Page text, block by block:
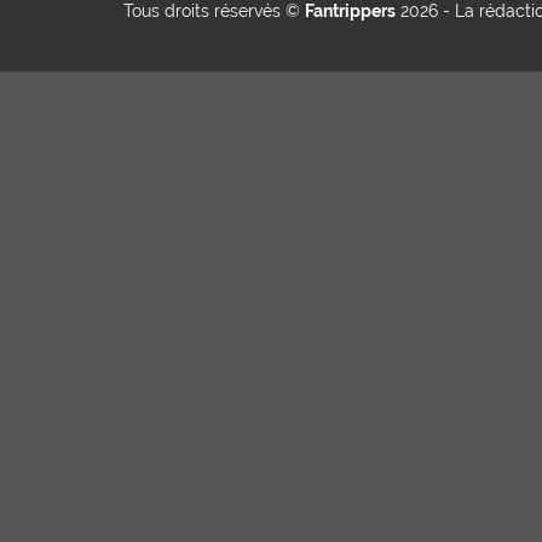
Tous droits réservés © Fantrippers 2026 - La